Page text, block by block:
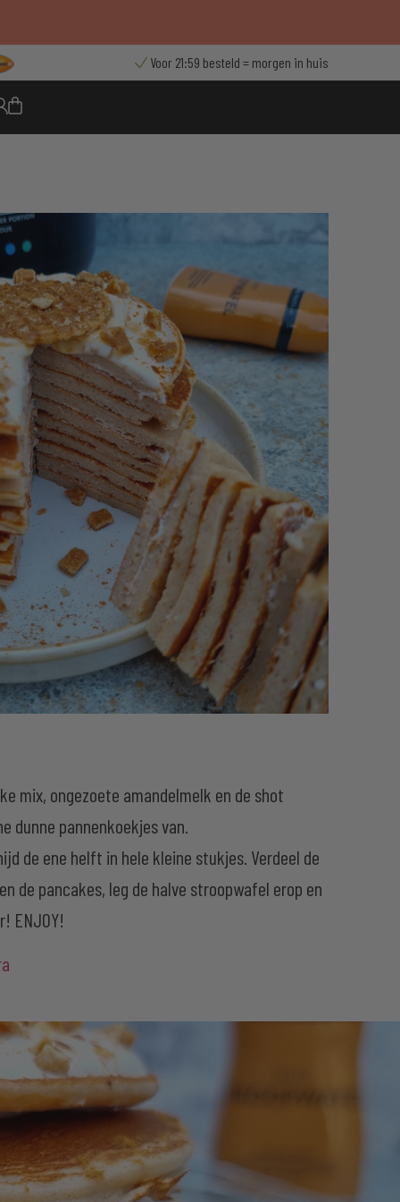
Voor 21:59 besteld = morgen in huis
mix, ongezoete amandelmelk en de shot
dunne pannenkoekjes van.
de ene helft in hele kleine stukjes. Verdeel de
de pancakes, leg de halve stroopwafel erop en
ENJOY!